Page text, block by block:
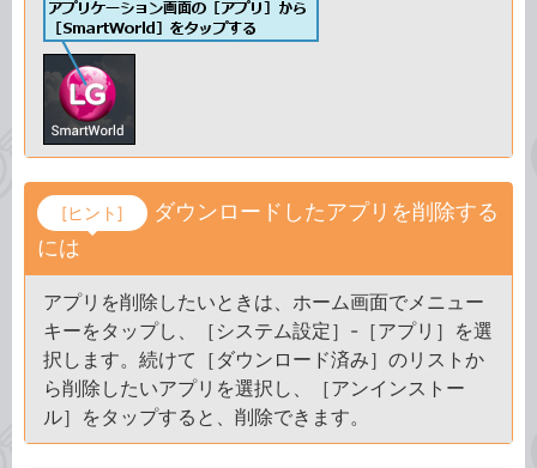
[ヒント]
ダウンロードしたアプリを削除する
には
アプリを削除したいときは、ホーム画面でメニュー
キーをタップし、［システム設定］-［アプリ］を選
択します。続けて［ダウンロード済み］のリストか
ら削除したいアプリを選択し、［アンインストー
ル］をタップすると、削除できます。